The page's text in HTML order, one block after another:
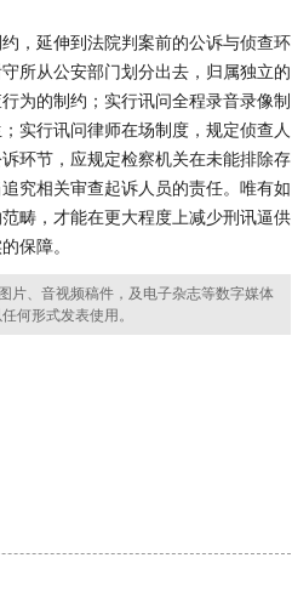
延伸到法院判案前的公诉与侦查环
所从公安部门划分出去，归属独立的
为的制约；实行讯问全程录音录像制
实行讯问律师在场制度，规定侦查人
环节，应规定检察机关在未能排除存
究相关审查起诉人员的责任。唯有如
畴，才能在更大程度上减少刑讯逼供
保障。
、音视频稿件，及电子杂志等数字媒体
何形式发表使用。